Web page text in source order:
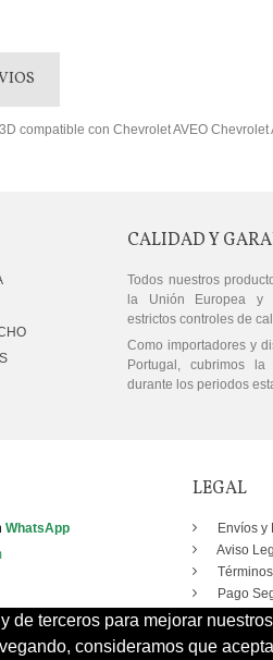
de terceros para mejorar
consideramos que
compatible con Chevrolet AVEO Chevrolet
CALIDAD Y
Todos nuestros
la Unión Europea y
estrictos controles de
Como importadores y
Portugal, cubrimos
durante los periodos
WhatsApp
LEGAL
Envíos y
Aviso
Pago